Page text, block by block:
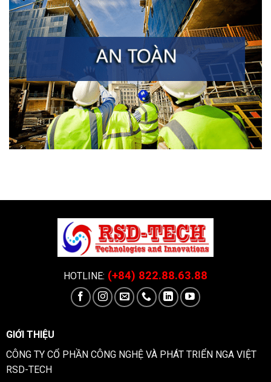
HOTLINE: (+84) 822.88.63.88
GIỚI THIỆU
CÔNG TY CỔ PHẦN CÔNG NGHỆ VÀ PHÁT TRIỂN NGA VIỆT
RSD-TECH